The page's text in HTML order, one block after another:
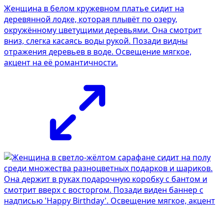
Женщина в белом кружевном платье сидит на
деревянной лодке, которая плывёт по озеру,
окружённому цветущими деревьями. Она смотрит
вниз, слегка касаясь воды рукой. Позади видны
отражения деревьев в воде. Освещение мягкое,
акцент на её романтичности.